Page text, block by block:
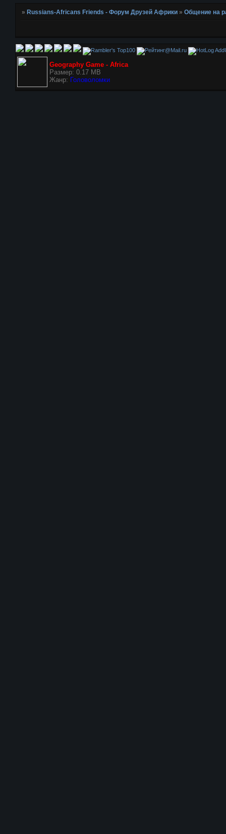
» Russians-Africans Friends - Форум Друзей Африки »Общение на
Geography Game - Africa
Размер: 0.17 MB
Жанр: Головоломки